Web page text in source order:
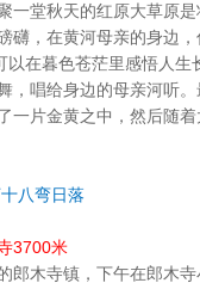
一堂秋天的红原大草原
礴，在黄河母亲的身边
以在暮色苍茫里感悟人
，唱给身边的母亲河听
一片金黄之中，然后
八弯日落
3700米
郎木寺镇，下午在郎木